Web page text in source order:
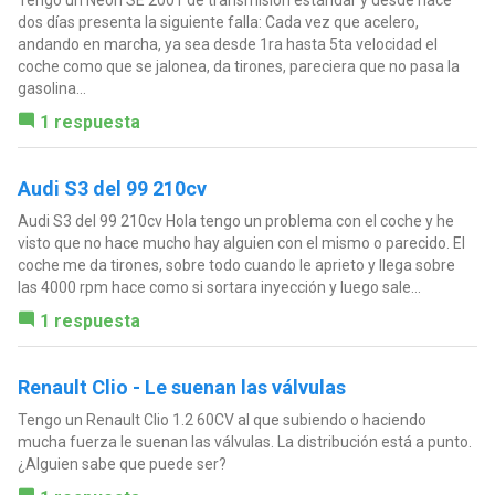
dos días presenta la siguiente falla: Cada vez que acelero,
andando en marcha, ya sea desde 1ra hasta 5ta velocidad el
coche como que se jalonea, da tirones, pareciera que no pasa la
gasolina...
1 respuesta
Audi S3 del 99 210cv
Audi S3 del 99 210cv Hola tengo un problema con el coche y he
visto que no hace mucho hay alguien con el mismo o parecido. El
coche me da tirones, sobre todo cuando le aprieto y llega sobre
las 4000 rpm hace como si sortara inyección y luego sale...
1 respuesta
Renault Clio - Le suenan las válvulas
Tengo un Renault Clio 1.2 60CV al que subiendo o haciendo
mucha fuerza le suenan las válvulas. La distribución está a punto.
¿Alguien sabe que puede ser?